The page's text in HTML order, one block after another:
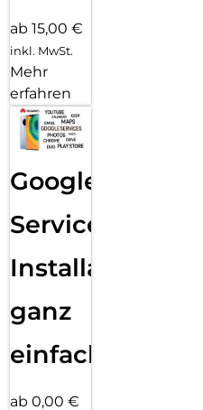
ab 15,00 €
inkl. MwSt.
Mehr
erfahren
Google
Services
Installation
ganz
einfach
ab 0,00 €